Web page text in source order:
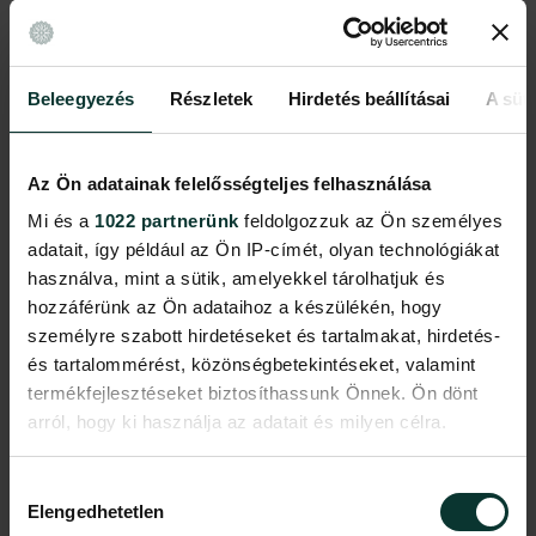
Beleegyezés Részletek Hirdetés beállításai A
Az Ön adatainak felelősségteljes felhasználása
Mi és a 1022 partnerünk feldolgozzuk az Ön személyes
adatait, így például az Ön IP-címét, olyan technológiákat
használva, mint a sütik, amelyekkel tárolhatjuk és
hozzáférünk az Ön adataihoz a készülékén, hogy
személyre szabott hirdetéseket és tartalmakat, hirdetés-
és tartalommérést, közönségbetekintéseket, valamint
termékfejlesztéseket biztosíthassunk Önnek. Ön dönt
arról, hogy ki használja az adatait és milyen célra.
Információgyűjtés az Ön földrajzi
kiválasztása
Elengedhetetlen
A kávéházak Pesten majd két és fél évszázadon át
egyidejűleg voltak színterei a kötetlen beszélgetésnek,
pletykálkodásnak, szórakozásnak, de az üzleti életnek és
politikának, a sajtó és a szépirodalom életének is.
Ezt megidézve programunk második felében, workshop
keretein belül, csésze vagy bögre alátéteket készítünk,
különböző izgalmas technikákkal.
2. ZSOLNAY NYOMÁBAN
A Városliget legidősebb épülete, a Millennium Háza nem csak
a megépülésekor - a 19. században - kápráztatta el a
szemeket Zsolnay díszítésével, de a 21. század emberét is
gyár 1885-ben saját kerámiájával dekorálhassa az akkor még